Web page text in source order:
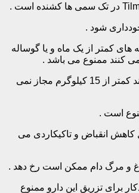
شود .‌
کمتر از یک ماه و یا گوساله
می کنند ممنوع می باشد .‌
مصرف این دارو در گوسفند کمتر از 15 کیلوگرم مجاز نمی
است .‌
انقباض و تاکیکاردی می
و مرگ دام ممکن است رخ دهد .‌
برای تزریق این دارو ممنوع